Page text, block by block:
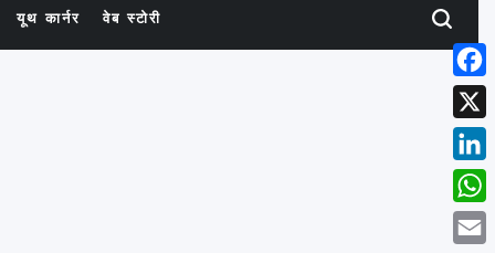
यूथ कार्नर वेब स्टोरी Search
X